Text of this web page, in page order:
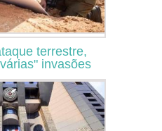
terrestre,
invasões